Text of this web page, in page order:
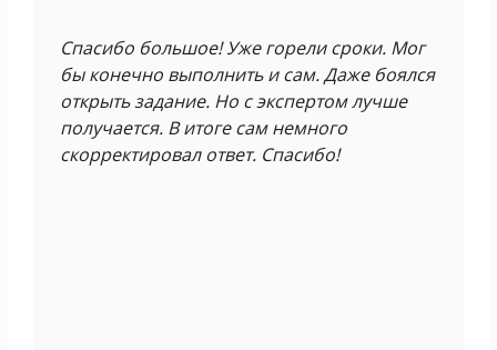
Спасибо большое! Уже горели сроки. Мог
бы конечно выполнить и сам. Даже боялся
открыть задание. Но с экспертом лучше
получается. В итоге сам немного
скорректировал ответ. Спасибо!